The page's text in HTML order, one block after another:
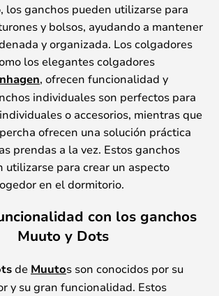
los ganchos pueden utilizarse para
y bolsos, ayudando a mantener
y organizada. Los colgadores
los elegantes colgadores
, ofrecen funcionalidad y
individuales son perfectos para
o accesorios, mientras que
ofrecen una solución práctica
prendas a la vez. Estos ganchos
utilizarse para crear un aspecto
en el dormitorio.
con los ganchos
Muuto y Dots
de Muutos son conocidos por su
y su gran funcionalidad. Estos